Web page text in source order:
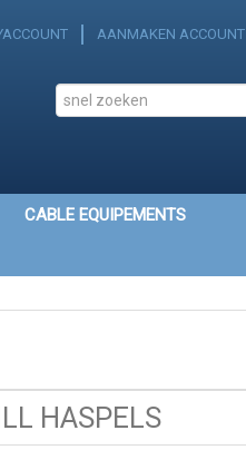
AANMAKEN ACCOUNT
CABLE EQUIPEMENTS
HASPELS